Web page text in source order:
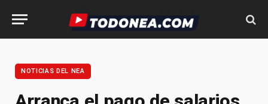
NOTICIAS DEL NEA